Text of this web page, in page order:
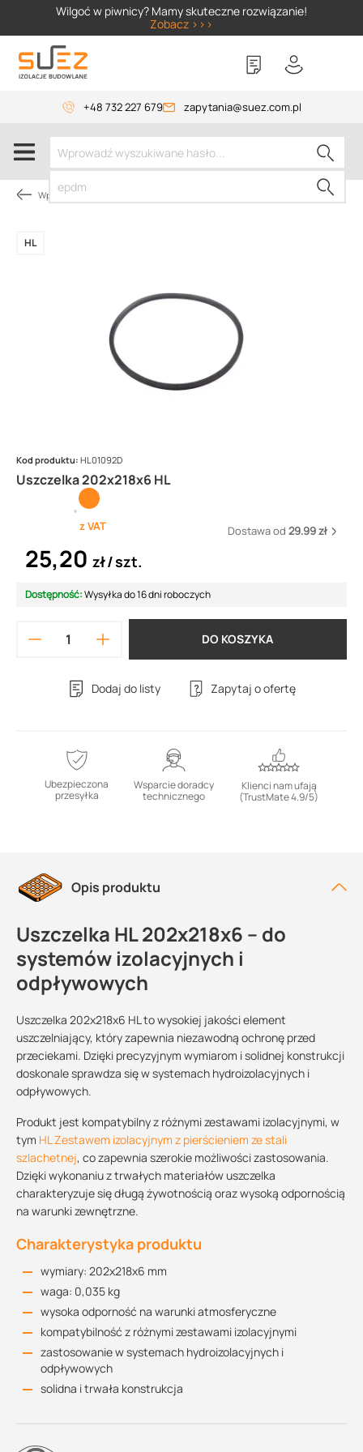
Wilgoć w piwnicy? Mamy skuteczne rozwiązanie!
Zobacz >>>
+48 732 227 679 zapytania@suez.com.pl
Wpusty i akcesoria
Uszczelka 202x218x6 HL
HL
Kod produktu: HL01092D
z VAT Dostawa od 29.99 zł
25,20 zł szt.
Dostępność:Wysyłka do 16 dni roboczych
DO KOSZYKA
Dodaj do listy Zapytaj o ofertę
Ubezpieczona
przesyłka
Wsparcie doradcy
technicznego
Klienci nam ufają
(TrustMate 4.9/5)
Opis produktu
Uszczelka HL 202x218x6 – do
systemów izolacyjnych i
odpływowych
Uszczelka 202x218x6 HL to wysokiej jakości element
uszczelniający, który zapewnia niezawodną ochronę przed
przeciekami. Dzięki precyzyjnym wymiarom i solidnej konstrukcji
doskonale sprawdza się w systemach hydroizolacyjnych i
odpływowych.
Produkt jest kompatybilny z różnymi zestawami izolacyjnymi, w
tym HL Zestawem izolacyjnym z pierścieniem ze stali
szlachetnej, co zapewnia szerokie możliwości zastosowania.
Dzięki wykonaniu z trwałych materiałów uszczelka
charakteryzuje się długą żywotnością oraz wysoką odpornością
na warunki zewnętrzne.
Charakterystyka produktu
wymiary: 202x218x6 mm
waga: 0,035 kg
wysoka odporność na warunki atmosferyczne
kompatybilność z różnymi zestawami izolacyjnymi
zastosowanie w systemach hydroizolacyjnych i
odpływowych
solidna i trwała konstrukcja